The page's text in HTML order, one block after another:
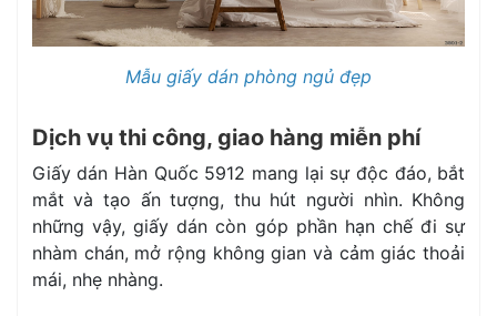
Mẫu giấy dán phòng ngủ đẹp
Dịch vụ thi công, giao hàng miễn phí
Giấy dán Hàn Quốc 5912 mang lại sự độc đáo, bắt
mắt và tạo ấn tượng, thu hút người nhìn. Không
những vậy, giấy dán còn góp phần hạn chế đi sự
nhàm chán, mở rộng không gian và cảm giác thoải
mái, nhẹ nhàng.